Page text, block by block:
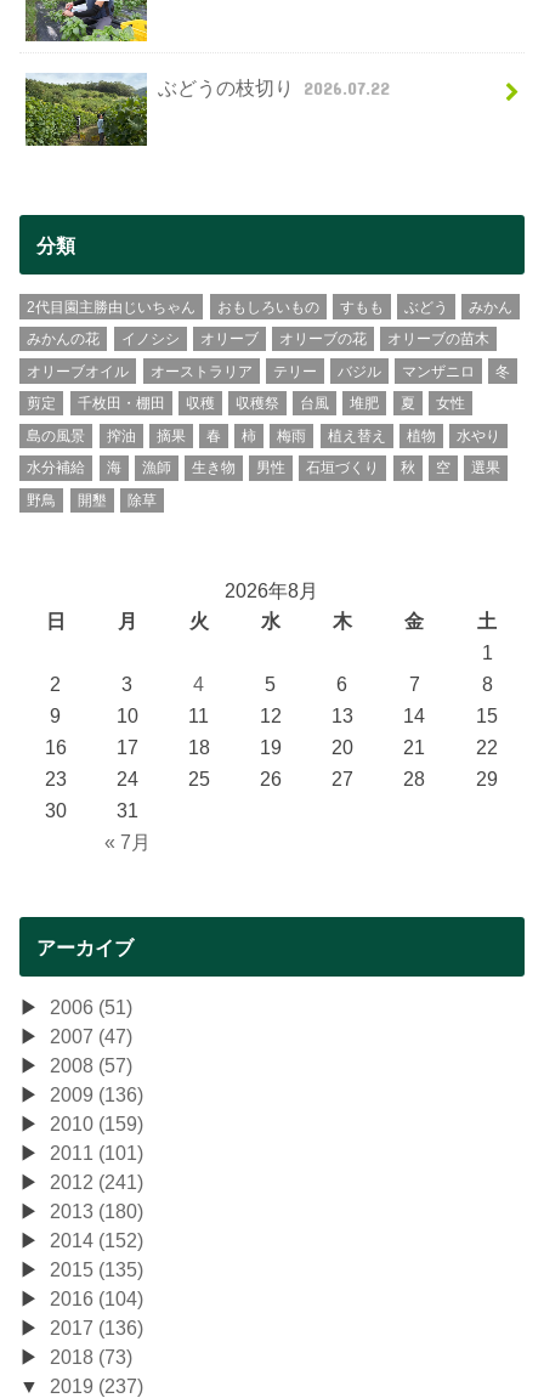
ぶどうの枝切り 2026.07.22
分類
2代目園主勝由じいちゃん おもしろいもの すもも ぶどう
みかん
みかんの花
イノシシ オリーブ オリーブの花
オリーブの苗木
オリーブオイル
オーストラリア テリー バジル マンザニロ
冬
剪定
千枚田・棚田 収穫 収穫祭 台風 堆肥 夏
女性
島の風景
搾油 摘果 春 柿 梅雨 植え替え 植物
水やり
水分補給
海 漁師 生き物 男性 石垣づくり 秋 空
選果
野鳥
開墾 除草
2026年8月
日
月 火 水 木 金 土
« 7月
1
2
3 4 5 6 7
8
9
10 11 12 13 14
15
16
17 18 19 20 21
22
23
24 25 26 27 28
29
30
31
アーカイブ
2006 (51)
2007 (47)
2008 (57)
2009 (136)
2010 (159)
2011 (101)
2012 (241)
2013 (180)
2014 (152)
2015 (135)
2016 (104)
2017 (136)
2018 (73)
2019 (237)